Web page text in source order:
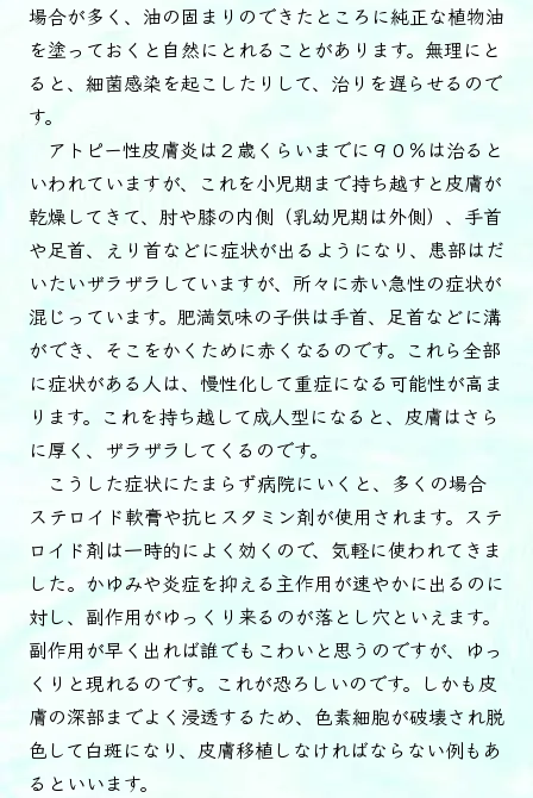
場合が多く、油の固まりのできたところに純正な植物油
を塗っておくと自然にとれることがあります。無理にと
ると、細菌感染を起こしたりして、治りを遅らせるので
す。
アトピー性皮膚炎は２歳くらいまでに９０％は治ると
いわれていますが、これを小児期まで持ち越すと皮膚が
乾燥してきて、肘や膝の内側（乳幼児期は外側）、手首
や足首、えり首などに症状が出るようになり、患部はだ
いたいザラザラしていますが、所々に赤い急性の症状が
混じっています。肥満気味の子供は手首、足首などに溝
ができ、そこをかくために赤くなるのです。これら全部
に症状がある人は、慢性化して重症になる可能性が高ま
ります。これを持ち越して成人型になると、皮膚はさら
に厚く、ザラザラしてくるのです。
こうした症状にたまらず病院にいくと、多くの場合
ステロイド軟膏や抗ヒスタミン剤が使用されます。ステ
ロイド剤は一時的によく効くので、気軽に使われてきま
した。かゆみや炎症を抑える主作用が速やかに出るのに
対し、副作用がゆっくり来るのが落とし穴といえます。
副作用が早く出れば誰でもこわいと思うのですが、ゆっ
くりと現れるのです。これが恐ろしいのです。しかも皮
膚の深部までよく浸透するため、色素細胞が破壊され脱
色して白斑になり、皮膚移植しなければならない例もあ
るといいます。